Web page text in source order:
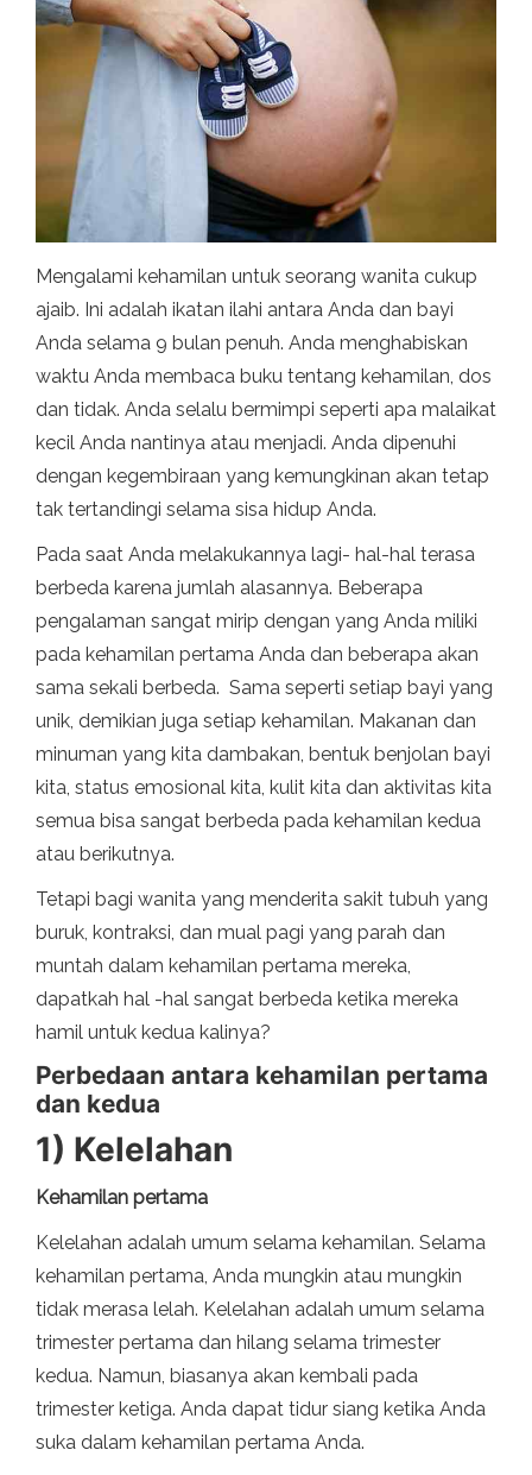
Mengalami kehamilan untuk seorang wanita cukup
ajaib. Ini adalah ikatan ilahi antara Anda dan bayi
Anda selama 9 bulan penuh. Anda menghabiskan
waktu Anda membaca buku tentang kehamilan, dos
dan tidak. Anda selalu bermimpi seperti apa malaikat
kecil Anda nantinya atau menjadi. Anda dipenuhi
dengan kegembiraan yang kemungkinan akan tetap
tak tertandingi selama sisa hidup Anda.
Pada saat Anda melakukannya lagi- hal-hal terasa
berbeda karena jumlah alasannya. Beberapa
pengalaman sangat mirip dengan yang Anda miliki
pada kehamilan pertama Anda dan beberapa akan
sama sekali berbeda. Sama seperti setiap bayi yang
unik, demikian juga setiap kehamilan. Makanan dan
minuman yang kita dambakan, bentuk benjolan bayi
kita, status emosional kita, kulit kita dan aktivitas kita
semua bisa sangat berbeda pada kehamilan kedua
atau berikutnya.
Tetapi bagi wanita yang menderita sakit tubuh yang
buruk, kontraksi, dan mual pagi yang parah dan
muntah dalam kehamilan pertama mereka,
dapatkah hal -hal sangat berbeda ketika mereka
hamil untuk kedua kalinya?
Perbedaan antara kehamilan pertama
dan kedua
1) Kelelahan
Kehamilan pertama
Kelelahan adalah umum selama kehamilan. Selama
kehamilan pertama, Anda mungkin atau mungkin
tidak merasa lelah. Kelelahan adalah umum selama
trimester pertama dan hilang selama trimester
kedua. Namun, biasanya akan kembali pada
trimester ketiga. Anda dapat tidur siang ketika Anda
suka dalam kehamilan pertama Anda.